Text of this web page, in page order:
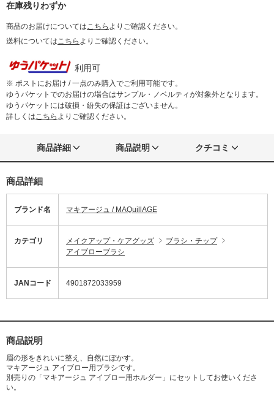
在庫残りわずか
商品のお届けについてはこちら よりご確認ください。
送料についてはこちら よりご確認ください。
利用可
※ ポストにお届け / 一点のみ購入でご利用可能です。
ゆうパケットでのお届けの場合はサンプル・ノベルティが対象外となります。
ゆうパケットには破損・紛失の保証はございません。
詳しくはこちら よりご確認ください。
商品詳細 商品説明 クチコミ
商品詳細
ブランド名 マキアージュ / MAQuillAGE
カテゴリ メイクアップ・ケアグッズ
ブラシ・チップ
アイブローブラシ
JANコード 4901872033959
商品説明
眉の形をきれいに整え、自然にぼかす。
マキアージュ アイブロー用ブラシです。
別売りの「マキアージュ アイブロー用ホルダー」にセットしてお使いくださ
い。